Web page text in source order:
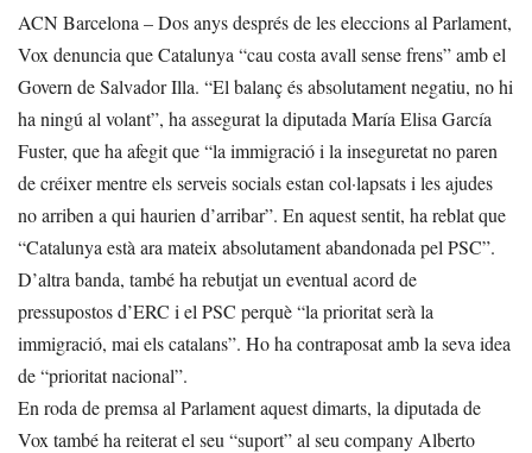
ACN Barcelona – Dos anys després de les eleccions al Parlament,
Vox denuncia que Catalunya “cau costa avall sense frens” amb el
Govern de Salvador Illa. “El balanç és absolutament negatiu, no hi
ha ningú al volant”, ha assegurat la diputada María Elisa García
Fuster, que ha afegit que “la immigració i la inseguretat no paren
de créixer mentre els serveis socials estan col·lapsats i les ajudes
no arriben a qui haurien d’arribar”. En aquest sentit, ha reblat que
“Catalunya està ara mateix absolutament abandonada pel PSC”.
D’altra banda, també ha rebutjat un eventual acord de
pressupostos d’ERC i el PSC perquè “la prioritat serà la
immigració, mai els catalans”. Ho ha contraposat amb la seva idea
de “prioritat nacional”.
En roda de premsa al Parlament aquest dimarts, la diputada de
Vox també ha reiterat el seu “suport” al seu company Alberto